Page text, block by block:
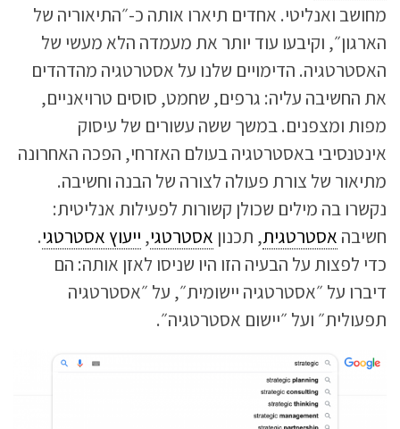
מחושב ואנליטי. אחדים תיארו אותה כ-״התיאוריה של
הארגון״, וקיבעו עוד יותר את מעמדה הלא מעשי של
האסטרטגיה. הדימויים שלנו על אסטרטגיה מהדהדים
את החשיבה עליה: גרפים, שחמט, סוסים טרויאניים,
מפות ומצפנים. במשך ששה עשורים של עיסוק
אינטנסיבי באסטרטגיה בעולם האזרחי, הפכה האחרונה
מתיאור של צורת פעולה לצורה של הבנה וחשיבה.
נקשרו בה מילים שכולן קשורות לפעילות אנליטית:
חשיבה אסטרטגית, תכנון אסטרטגי, ייעוץ אסטרטגי.
כדי לפצות על הבעיה הזו היו שניסו לאזן אותה: הם
דיברו על ״אסטרטגיה יישומית״, על ״אסטרטגיה
תפעולית״ ועל ״יישום אסטרטגיה״.